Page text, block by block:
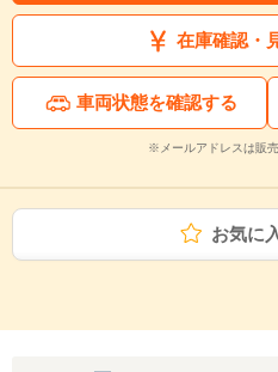
在庫確認・
車両状態を確認する
※メールアドレスは販
お気に